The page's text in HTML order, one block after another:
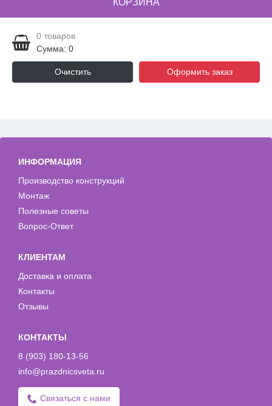
КОРЗИНА
0 товаров
Сумма: 0
Очистить Оформить заказ
ИНФОРМАЦИЯ
Производство конструкций
Монтаж
Полезные советы
Вопрос-Ответ
КЛИЕНТАМ
Доставка и оплата
Контакты
Отзывы
КОНТАКТЫ
8 (903) 180-13-56
info@prazdnicsveta.ru
Связаться с нами